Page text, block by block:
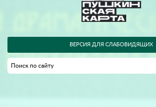
ВЕРСИЯ ДЛЯ СЛАБОВИДЯЩИХ